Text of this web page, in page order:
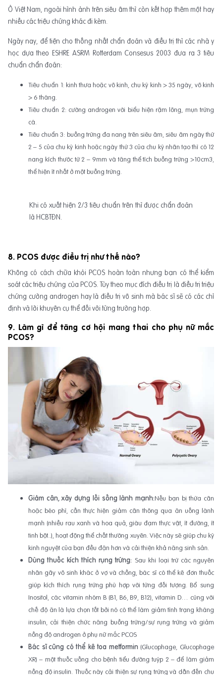
Ở Việt Nam, ngoài hình ảnh trên siêu âm thì còn kết hợp thêm một hay
nhiều các triệu chứng khác đi kèm.
Ngày nay, để tiện cho thống nhất chẩn đoán và điều trị thì các nhà y
học dựa theo ESHRE ASRM Rotterdam Consesus 2003 đưa ra 3 tiêu
chuẩn chẩn đoán:
Tiêu chuẩn 1: kinh thưa hoặc vô kinh, chu kỳ kinh > 35 ngày, vô kinh
> 6 tháng.
Tiêu chuẩn 2: cường androgen với biểu hiện rậm lông, mụn trứng
cá.
Tiêu chuẩn 3: buồng trứng đa nang trên siêu âm, siêu âm ngày thứ
2 – 5 của chu kỳ kinh hoặc ngày thứ 3 của chu kỳ nhân tạo thì có 12
nang kích thước từ 2 – 9mm và tăng thể tích buồng trứng >10cm3,
thể hiện ít nhất ở một buồng trứng.
Khi có xuất hiện 2/3 tiêu chuẩn trên thì được chẩn đoán
là HCBTĐN.
8. PCOS được điều trị như thế nào?
Không có cách chữa khỏi PCOS hoàn toàn nhưng bạn có thể kiểm
soát các triệu chứng của PCOS. Tùy theo mục đích điều trị là điều trị triệu
chứng cường androgen hay là điều trị vô sinh mà bác sĩ sẽ có các chỉ
định và lời khuyên cụ thể đối với từng trường hợp.
9. Làm gì để tăng cơ hội mang thai cho phụ nữ mắc
PCOS?
Giảm cân, xây dựng lối sống lành mạnh:Nếu bạn bị thừa cân
hoặc béo phì, cần thực hiện giảm cân thông qua ăn uống lành
mạnh (nhiều rau xanh và hoa quả, giàu đạm thực vật, ít đường, ít
tinh bột..), hoạt động thể chất thường xuyên. Việc này sẽ giúp chu kỳ
kinh nguyệt của bạn đều đặn hơn và cải thiện khả năng sinh sản.
Dùng thuốc kích thích rụng trứng: Sau khi loại trừ các nguyên
nhân gây vô sinh khác ở vợ và chồng, bác sĩ có thể kê đơn thuốc
giúp kích thích rụng trứng phù hợp với từng đối tượng. Bổ sung
Inositol, các vitamin nhóm B (B1, B6, B9, B12), vitamin D… cùng với
chế độ ăn là lựa chọn tốt bởi nó có thể làm giảm tình trạng kháng
insulin, cải thiện chức năng buồng trứng/sự rụng trứng và giảm
nồng độ androgen ở phụ nữ mắc PCOS
Bác sĩ cũng có thể kê toa metformin (Glucophage, Glucophage
XR) – một thuốc uống cho bệnh tiểu đường tuýp 2 – để làm giảm
nồng độ insulin. Thuốc này cải thiện sự rụng trứng và dẫn đến chu